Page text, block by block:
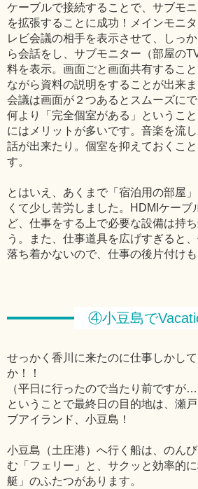
ケーブルで接続することで、サブモ
を拡張することに成功！メインモニ
レビ会議の相手を表示させて、しっ
ら会話をし、サブモニター（部屋の
料を表示。画面ごと画面共有するこ
ながら資料の説明をすることが出来
会議は画面が２つあるとスムーズにで
何より「完全個室がある」というこ
にはメリットが多いです。音楽を流
話が出来たり。個室を抑えておくこ
す。
とはいえ、あくまで「宿泊用の部屋
くて少し苦労しました。HDMIケーブ
ど、仕事をする上で必要な設備は持
う。また、仕事道具を広げすぎると
落ち着かないので、仕事の後片付けも
④小豆島で
せっかく香川に来たのに仕事しかし
か！！
（平日に行ったので当たり前ですが…
ということで最終日の目的地は、瀬
ブアイランド、小豆島！
小豆島（土庄港）へ行く船は、のん
む「フェリー」と、サクッと効率的
艇」のふたつがあります。